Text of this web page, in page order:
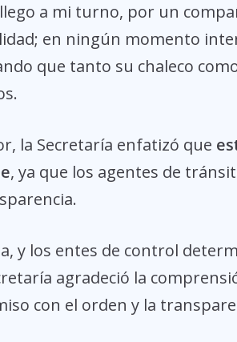
a mi turno, por un
en ningún momento
que tanto su chaleco
la Secretaría enfatizó que
, ya que los agentes de
y los entes de control
agradeció la
con el orden y la